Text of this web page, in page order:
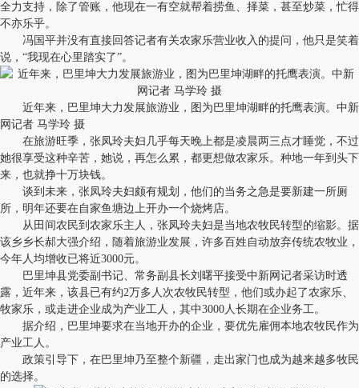
全力支持，除了管账，他现在一有空就帮着捞鱼、择菜，甚至炒菜，忙得
不亦乐乎。
冯国平并没有直接回答记者有关农家乐营业收入的提问，他只是笑着
说，“我现在心里踏实了”。
近年来，巴里坤大力发展旅游业，图为巴里坤湖畔的托鹰表演。中新
网记者 马学玲 摄
在旅游旺季，张凤玲夫妇几乎每天晚上都是凌晨两三点才睡觉，不过
她很享受这种辛苦，她说，再怎么累，都更想做农家乐。种地一年到头下
来，也就挣十万块钱。
谈到未来，张凤玲夫妇颇有规划，他们的当务之急是要新建一所厕
所，明年还要在自家鱼塘边上开办一个烧烤店。
从田间农民到农家乐主人，张凤玲夫妇是当地农牧民转型的缩影。据
该乡乡长郝大强介绍，随着旅游业发展，许多百姓自动放弃传统农牧业，
今年人均增收已将近3000元。
巴里坤县党委副书记、常务副县长刘曙平接受中新网记者采访时透
露，近年来，该县已有约2万多人次农牧民转型，他们或办起了农家乐、
牧家乐，或走进企业成为产业工人，其中3000人长期在企业务工。
据介绍，巴里坤要求在当地开办的企业，要优先雇佣本地农牧民作为
产业工人。
政策引导下，在巴里坤乃至整个新疆，走出家门也成为越来越多牧民
的选择。